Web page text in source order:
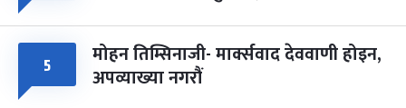
५ मोहन तिम्सिनाजी- मार्क्सवाद देववाणी होइन,
अपव्याख्या नगरौं